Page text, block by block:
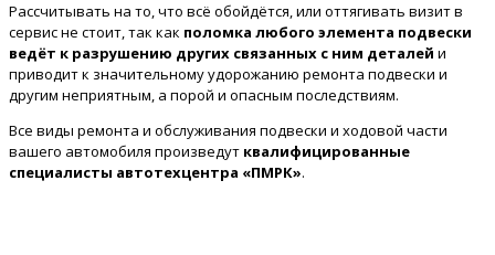
Рассчитывать на то, что всё обойдётся, или оттягивать визит в
сервис не стоит, так как поломка любого элемента подвески
ведёт к разрушению других связанных с ним деталей и
приводит к значительному удорожанию ремонта подвески и
другим неприятным, а порой и опасным последствиям.
Все виды ремонта и обслуживания подвески и ходовой части
вашего автомобиля произведут квалифицированные
специалисты автотехцентра «ПМРК».